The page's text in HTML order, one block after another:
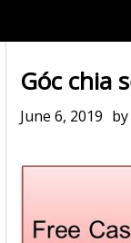
Góc chia
June 6, 2019 by